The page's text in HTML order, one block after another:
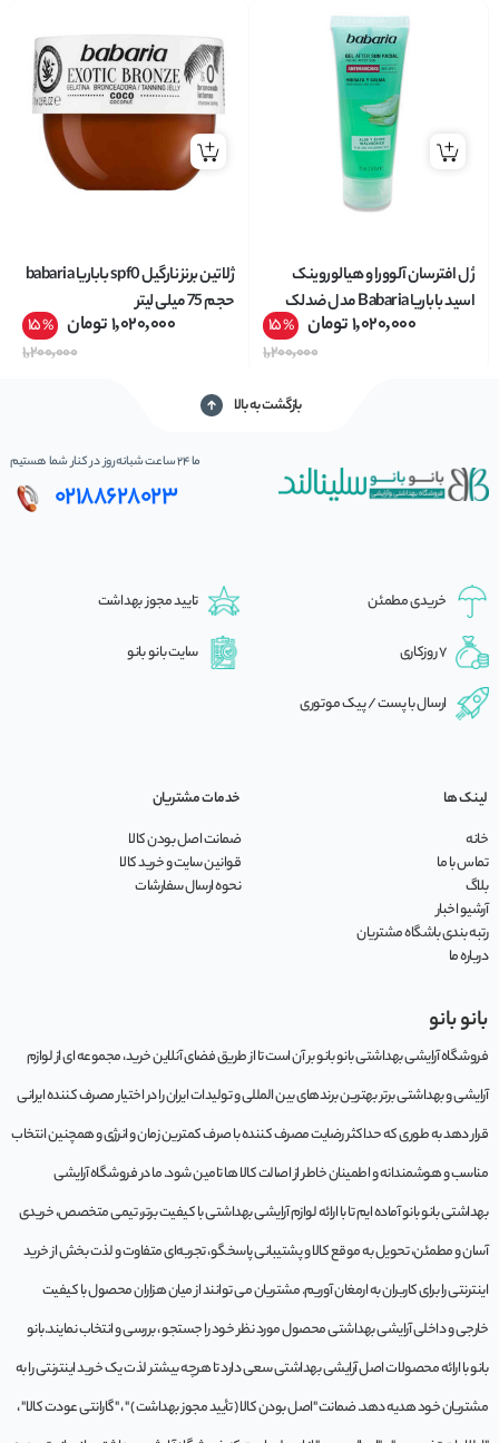
ژل افترسان آلوورا و هیالوروینک
اسید باباریا Babaria مدل ضدلک
1,020,000تومان 15%
1,200,000
ژلاتین برنز نارگیل spf0 باباریا babaria
حجم 75 میلی لیتر
1,020,000تومان 15%
1,200,000
بازگشت به بالا
ما 24 ساعت شبانه‌روز در کنار شما هستیم
02188628023
خریدی مطمئن تایید مجوز بهداشت
7 روزکاری سایت بانو بانو
ارسال با پست / پیک موتوری
لینک ها
خانه
تماس با ما
بلاگ
آرشیو اخبار
رتبه بندی باشگاه مشتریان
درباره ما
خدمات مشتریان
ضمانت اصل بودن کالا
قوانین سایت و خرید کالا
نحوه ارسال سفارشات
بانو بانو
فروشگاه آرایشی بهداشتی بانو بانو بر آن است تا از طریق فضای آنلاین خرید، مجموعه‌ ای از لوازم
آرایشی و بهداشتی برتر بهترین برندهای بین المللی و تولیدات ایران را در اختیار مصرف کننده ایرانی
قرار دهد به طوری که حداکثر رضایت مصرف کننده با صرف کمترین زمان و انرژی و همچنین انتخاب
مناسب و هوشمندانه و اطمینان خاطر از اصالت کالا ها تامین شود. ما در فروشگاه آرایشی
بهداشتی بانو بانو آماده ایم تا با ارائه لوازم آرایشی بهداشتی با کیفیت برتر، تیمی متخصص، خریدی
آسان و مطمئن، تحویل به موقع کالا و پشتیبانی پاسخگو، تجربه‌ای متفاوت و لذت بخش از خرید
اینترنتی را برای کاربران به ارمغان آوریم. مشتريان می توانند از ميان هزاران محصول با کيفيت
خارجی و داخلی آرایشی بهداشتی محصول مورد نظر خود را جستجو ، بررسی و انتخاب نمايند.بانو
بانو با ارائه محصولات اصل آرایشی بهداشتی سعی دارد تا هرچه بیشتر لذت یک خرید اینترنتی را به
مشتریان خود هدیه دهد. ضمانت "اصل بودن کالا ( تأیید مجوز بهداشت ) " ، "گارانتی عودت کالا" ،